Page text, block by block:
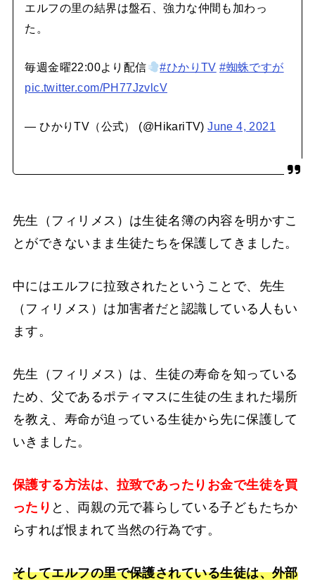
エルフの里の結界は盤石、強力な仲間も加わっ
た。
毎週金曜22:00より配信 #ひかりTV #蜘蛛ですが
pic.twitter.com/PH77JzvlcV
— ひかりTV（公式） (@HikariTV)June 4, 2021
先生（フィリメス）は生徒名簿の内容を明かすこ
とができないまま生徒たちを保護してきました。
中にはエルフに拉致されたということで、先生
（フィリメス）は加害者だと認識している人もい
ます。
先生（フィリメス）は、生徒の寿命を知っている
ため、父であるポティマスに生徒の生まれた場所
を教え、寿命が迫っている生徒から先に保護して
いきました。
保護する方法は、拉致であったりお金で生徒を買
ったり と、両親の元で暮らしている子どもたちか
らすれば恨まれて当然の行為です。
そしてエルフの里で保護されている生徒は、外部